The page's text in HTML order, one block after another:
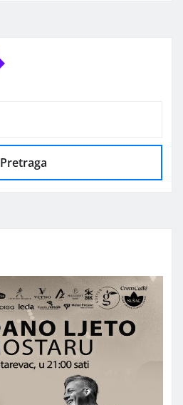
Pretraga